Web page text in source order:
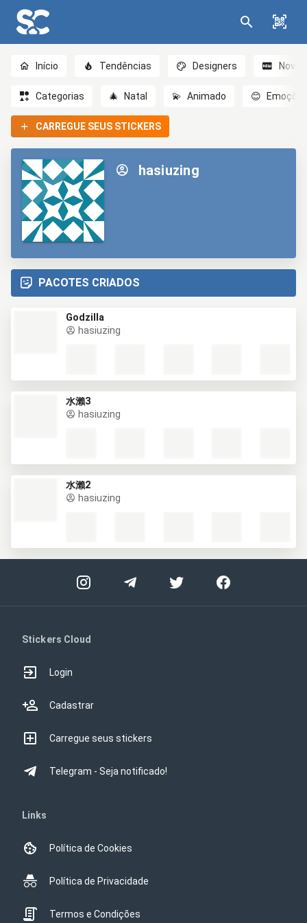
Início Tendências Designers Novo
Categorias 🎄 Natal 💫 Animado 😊
CARREGUE SEUS STICKERS
hasiuzing
PACOTES CRIADOS
Godzilla
hasiuzing
水瀨3
hasiuzing
水瀨2
hasiuzing
Stickers Cloud
Login
Cadastrar
Carregue seus stickers
Telegram - Seja notificado!
Links
Política de Cookies
Política de Privacidade
Termos e Condições